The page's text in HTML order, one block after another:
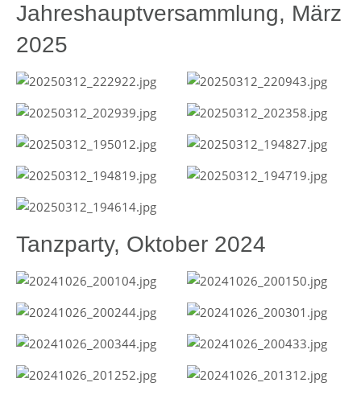
Jahreshauptversammlung, März
2025
Tanzparty, Oktober 2024